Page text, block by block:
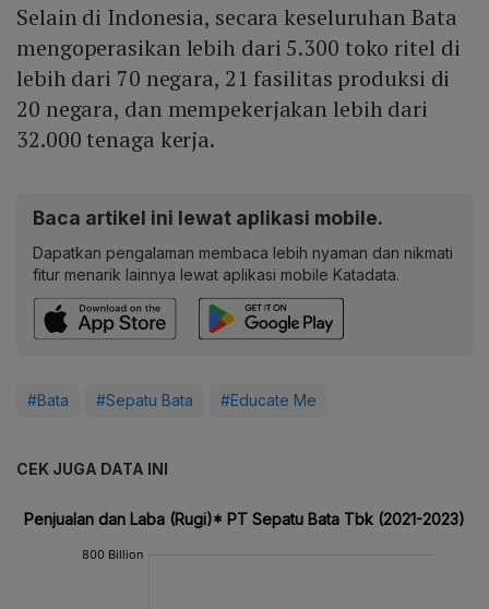
Selain di Indonesia, secara keseluruhan Bata
mengoperasikan lebih dari 5.300 toko ritel di
lebih dari 70 negara, 21 fasilitas produksi di
20 negara, dan mempekerjakan lebih dari
32.000 tenaga kerja.
Baca artikel ini lewat aplikasi mobile.
Dapatkan pengalaman membaca lebih nyaman dan nikmati
fitur menarik lainnya lewat aplikasi mobile Katadata.
#Bata #Sepatu Bata #Educate Me
CEK JUGA DATA INI